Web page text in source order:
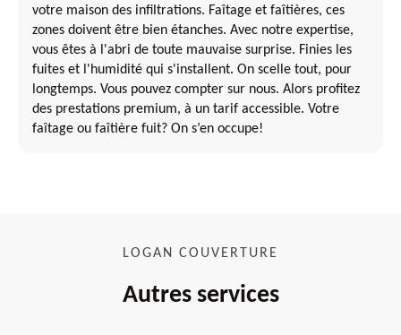
votre maison des infiltrations. Faîtage et faîtières, ces
zones doivent être bien étanches. Avec notre expertise,
vous êtes à l'abri de toute mauvaise surprise. Finies les
fuites et l'humidité qui s'installent. On scelle tout, pour
longtemps. Vous pouvez compter sur nous. Alors profitez
des prestations premium, à un tarif accessible. Votre
faîtage ou faîtière fuit? On s’en occupe!
LOGAN COUVERTURE
Autres services